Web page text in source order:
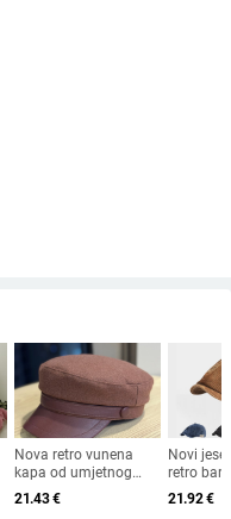
Nova retro vunena
kapa od umjetnog
krzna za jesen i zimu
2025. za žene,
21.43€
Novi
retro
21.92€